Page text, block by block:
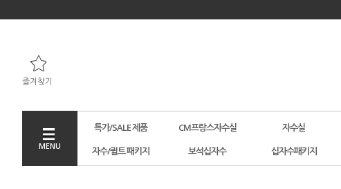
즐겨찾기
MENU
특가/SALE 제품 CM프랑스자수실 자수실
자수/퀼트 패키지
보석십자수 십자수패키지